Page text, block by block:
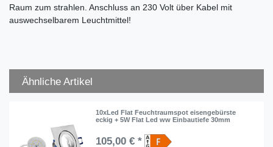
Raum zum strahlen. Anschluss an 230 Volt über Kabel mit
auswechselbarem Leuchtmittel!
Ähnliche Artikel
10xLed Flat Feuchtraumspot eisengebürste
eckig + 5W Flat Led ww Einbautiefe 30mm
105,00 € *